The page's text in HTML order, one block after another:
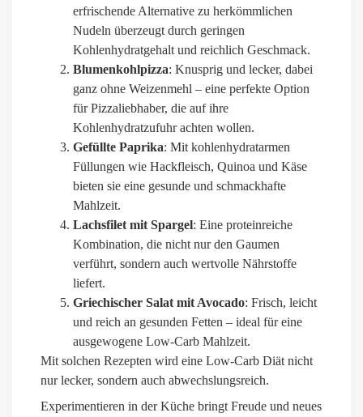
erfrischende Alternative zu herkömmlichen
Nudeln überzeugt durch geringen
Kohlenhydratgehalt und reichlich Geschmack.
Blumenkohlpizza: Knusprig und lecker, dabei
ganz ohne Weizenmehl – eine perfekte Option
für Pizzaliebhaber, die auf ihre
Kohlenhydratzufuhr achten wollen.
Gefüllte Paprika: Mit kohlenhydratarmen
Füllungen wie Hackfleisch, Quinoa und Käse
bieten sie eine gesunde und schmackhafte
Mahlzeit.
Lachsfilet mit Spargel: Eine proteinreiche
Kombination, die nicht nur den Gaumen
verführt, sondern auch wertvolle Nährstoffe
liefert.
Griechischer Salat mit Avocado: Frisch, leicht
und reich an gesunden Fetten – ideal für eine
ausgewogene Low-Carb Mahlzeit.
Mit solchen Rezepten wird eine Low-Carb Diät nicht
nur lecker, sondern auch abwechslungsreich.
Experimentieren in der Küche bringt Freude und neues